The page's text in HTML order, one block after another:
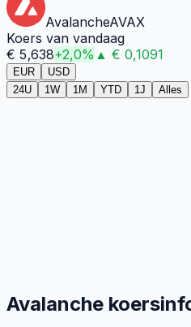
AvalancheAVAX
Koers van vandaag
€ 5,638+2,0% ▲ € 0,1091
EUR
USD
24U
1W 1M YTD 1J Alles
Avalanche